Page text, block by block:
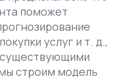
поможет
услуг и т. д.,
строим модель